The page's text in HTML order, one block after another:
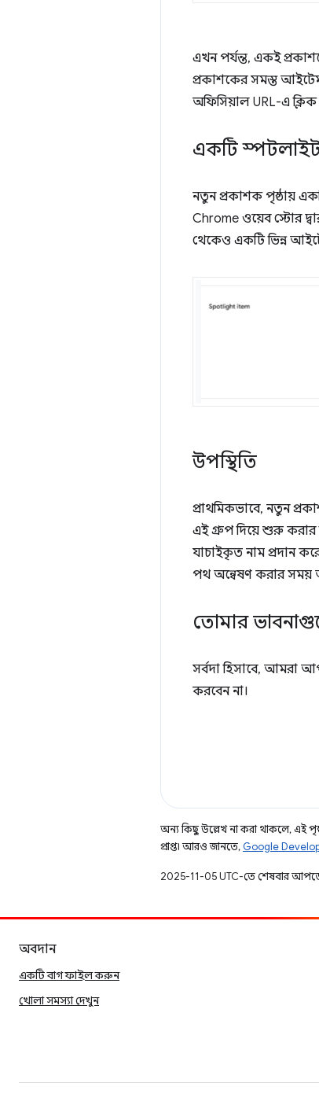
এখন পর্যন্ত, একই
প্রকাশকের সমস্ত
অফিসিয়াল URL-এ
একটি
নতুন প্রকাশক পৃষ্ঠায়
Chrome ওয়েব স্টোর
থেকেও একটি ভিন্ন
উপস্থিতি
প্রাথমিকভাবে, নতুন
এই গ্রুপ দিয়ে শুরু করার
যাচাইকৃত নাম প্রদান
পথ অন্বেষণ করার সময়
তোমার
সর্বদা হিসাবে, আমরা
করবেন না।
অন্য কিছু উল্লেখ না করা থাকলে, এই
প্রাপ্ত। আরও জানতে, Google
2025-11-05 UTC-তে শেষবার
অবদান
একটি বাগ ফাইল করুন
খোলা সমস্যা দেখুন